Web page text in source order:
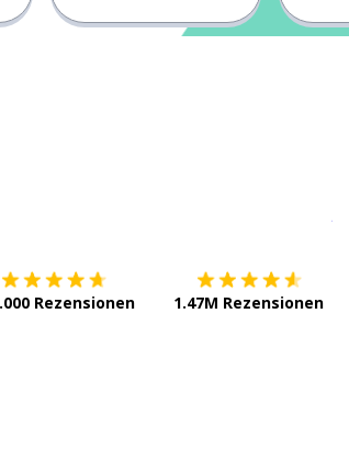
Rezensionen 1.47M Rezensionen